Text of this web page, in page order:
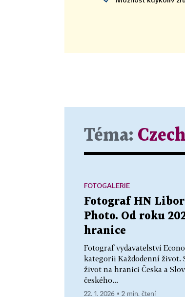
Téma:
Fotograf HN
Photo. Od roku
hranice
Fotograf vydavatelství
kategorii Každodenní život.
život na hranici Česka a
českého...
FOTOGALERIE
22. 1. 2026 ▪ 2 min. čtení